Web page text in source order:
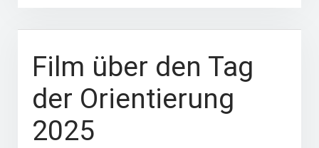
Film über den Tag
der Orientierung
2025